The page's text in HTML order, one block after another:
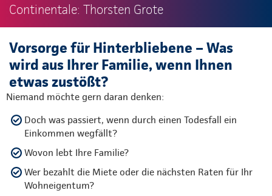
Continentale: Thorsten Grote
Vorsorge für Hinterbliebene – Was
wird aus Ihrer Familie, wenn Ihnen
etwas zustößt?
Niemand möchte gern daran denken:
Doch was passiert, wenn durch einen Todesfall ein
Einkommen wegfällt?
Wovon lebt Ihre Familie?
Wer bezahlt die Miete oder die nächsten Raten für Ihr
Wohneigentum?